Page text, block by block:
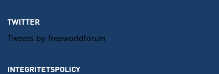
TWITTER
Tweets by freeworldforum
INTEGRITETSPOLICY